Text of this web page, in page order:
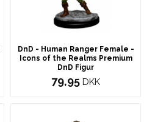
DnD - Human Ranger Female -
Icons of the Realms Premium
DnD Figur
79,95 DKK